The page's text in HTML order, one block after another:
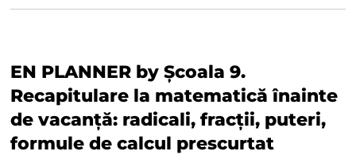
EN PLANNER by Școala 9.
Recapitulare la matematică înainte
de vacanță: radicali, fracții, puteri,
formule de calcul prescurtat